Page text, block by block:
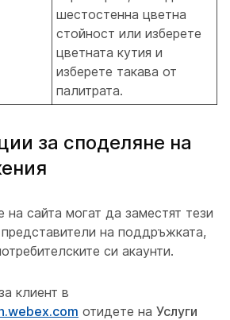
шестостенна цветна
стойност или изберете
цветната кутия и
изберете такава от
палитрата.
за споделяне на
на сайта могат да заместят тези
на поддръжката,
си акаунти.
клиент в
отидете на Услуги